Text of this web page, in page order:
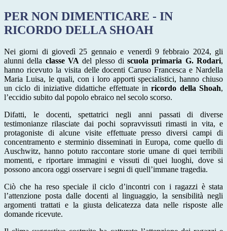
PER NON DIMENTICARE - IN
RICORDO DELLA SHOAH
Nei giorni di giovedì 25 gennaio e venerdì 9 febbraio 2024, gli
alunni della classe VA del plesso discuola primaria G. Rodari,
hanno ricevuto la visita delle docenti Caruso Francesca e Nardella
Maria Luisa, le quali, con i loro apporti specialistici, hanno chiuso
un ciclo di iniziative didattiche effettuate inricordo della Shoah,
l’eccidio subito dal popolo ebraico nel secolo scorso.
Difatti, le docenti, spettatrici negli anni passati di diverse
testimonianze rilasciate dai pochi sopravvissuti rimasti in vita, e
protagoniste di alcune visite effettuate presso diversi campi di
concentramento e sterminio disseminati in Europa, come quello di
Auschwitz, hanno potuto raccontare storie umane di quei terribili
momenti, e riportare immagini e vissuti di quei luoghi, dove si
possono ancora oggi osservare i segni di quell’immane tragedia.
Ciò che ha reso speciale il ciclo d’incontri con i ragazzi è stata
l’attenzione posta dalle docenti al linguaggio, la sensibilità negli
argomenti trattati e la giusta delicatezza data nelle risposte alle
domande ricevute.